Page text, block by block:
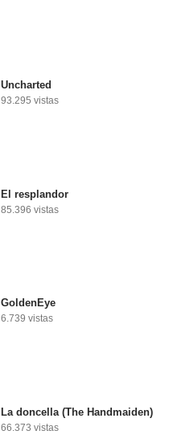
Uncharted
93.295 vistas
El resplandor
85.396 vistas
GoldenEye
6.739 vistas
La doncella (The Handmaiden)
66.373 vistas